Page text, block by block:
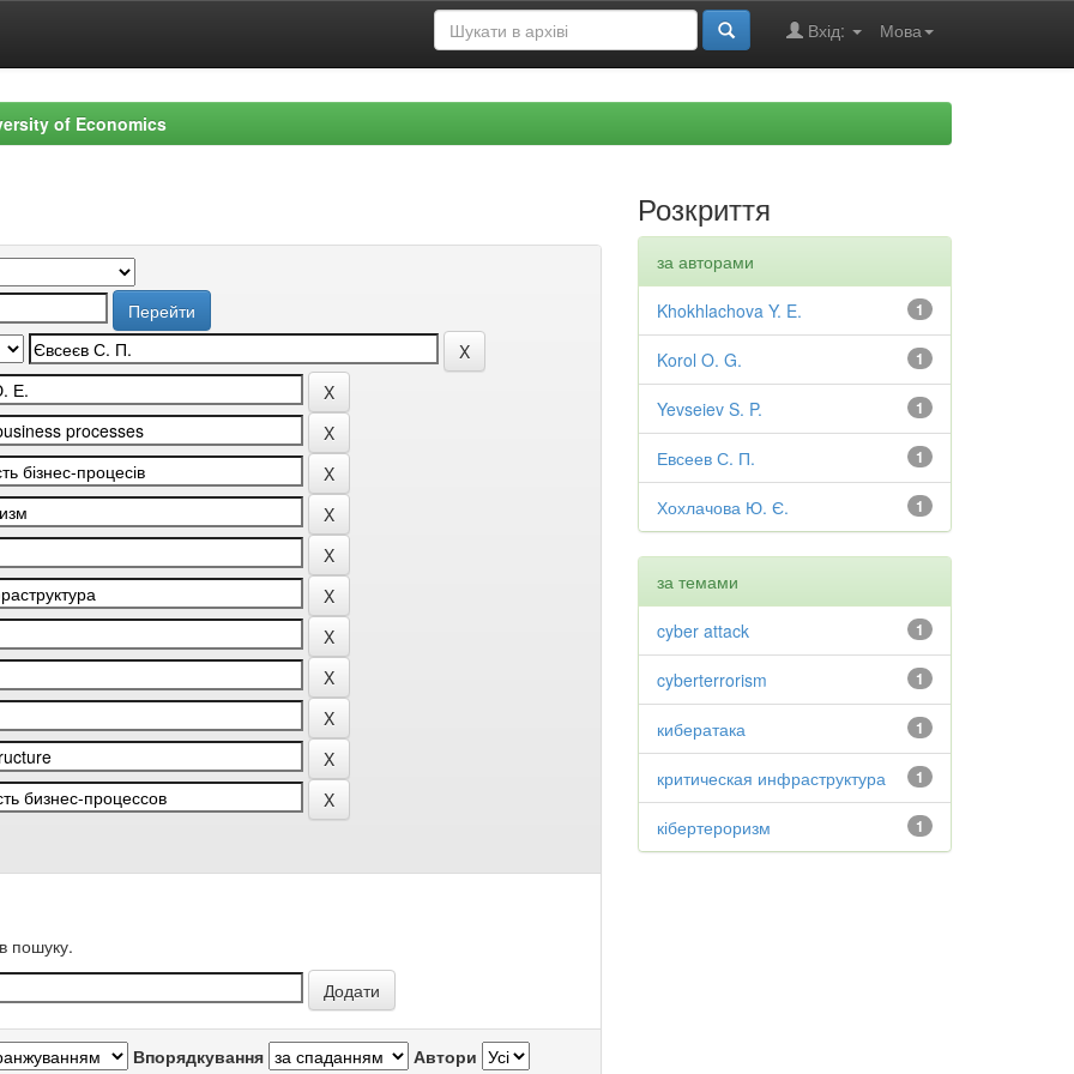
Мова
Вхід:
of Economics
пошуку.
Впорядкування Автори
Розкриття
за авторами
1
Khokhlachova Y. E.
1
Korol O. G.
1
Yevseiev S. P.
1
Евсеев С. П.
1
Хохлачова Ю. Є.
за темами
1
cyber attack
1
cyberterrorism
1
кибератака
1
критическая инфраструктура
1
кібертероризм